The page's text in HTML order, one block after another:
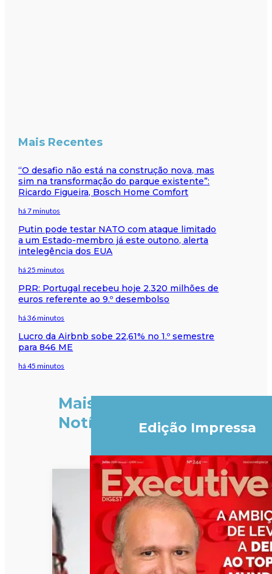
Mais Recentes
“O desafio não está na construção nova, mas
sim na transformação do parque existente”:
Ricardo Figueira, Bosch Home Comfort
há 7 minutos
Putin pode testar NATO com ataque limitado
a um Estado-membro já este outono, alerta
intelegência dos EUA
há 25 minutos
PRR: Portugal recebeu hoje 2.320 milhões de
euros referente ao 9.º desembolso
há 36 minutos
Lucro da Airbnb sobe 22,61% no 1.º semestre
para 846 ME
há 45 minutos
Mais
Notícias
Edição Impressa